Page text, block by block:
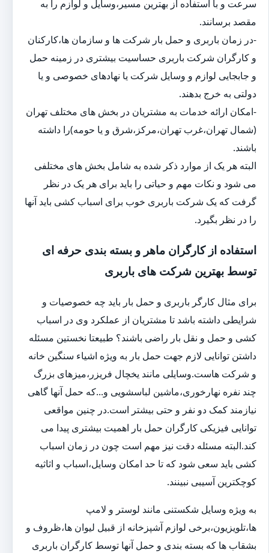
سرعت و با استفاده از بهترین مسیر،وسایل و لوازم را به
مقصد برسانند.
-در زمان باربری و حمل بار شرکت ها و سازمان ها،کارکنان
و کارگران شرکت باربری حساسیت بیشتری در زمینه حمل
و جابجایی لوازم و وسایل شرکت یا نهادهای خصوصی و یا
دولتی به خرج بدهند.
-امکان ارائه خدمات به مشتریان در بخش های مختلف تهران
(شمال تهران،غرب تهران،مرکز،شرق و یا حومه)را داشته
باشند.
البته هر یک از موارد ذکر شده به شامل بخش های مختلفی
می شود و نکات مهم و حیاتی را باید برای هر یک در نظر
گرفت که یک شرکت باربری خوب برای اسباب کشی باید آنها
را در نظر بگیرد.
استفاده از کارگران ماهر و بسته بندی حرفه ای
توسط بهترین شرکت های باربری
برای مثال کارگر باربری و حمل بار باید چه خصوصیات و
شرایطی داشته باشد تا مشتریان از عملکرد وی در اسباب
کشی و حمل و نقل بار راضی باشند؟ طبیعتا نخستین مسئله
داشتن توانایی لازم جهت حمل بار به ویژه اشیاء سنگین خانه
و شرکت هاست.وسایلی مانند یخچال فریزر،میزهای بزرگ
چند نفره نهارخوری،ماشین لباسشویی و...که حمل آنها گاهی
نیازمند کمک دو نفر و حتی بیشتر است.در چنین مواقعی
توانایی فیزیکی کارگران حمل بار اهمیت بیشتری پیدا می
کند.البته مسئله دقت نیز مهم است چون در زمان اسباب
کشی باید سعی شود که تا حد امکان وسایل،اسباب و اثاثیه
کوچکترین آسیبی نبینند.
به ویژه وسایل شکستنی مانند لوستر و لامپ
ها،تلویزیون،برخی لوازم آشپزخانه از قبیل لیوان ها،ظروف و
بشقاب ها که بسته بندی و حمل آنها توسط کارگران باربری